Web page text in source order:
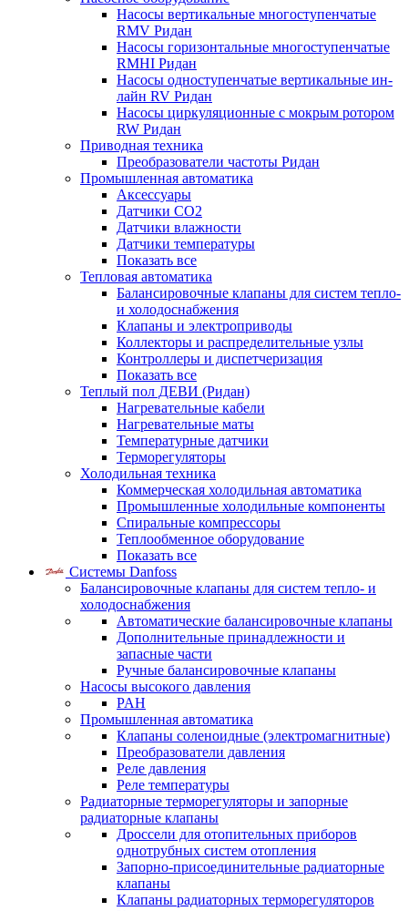
Насосы вертикальные многоступенчатые
RMV Ридан
Насосы горизонтальные многоступенчатые
RMHI Ридан
Насосы одноступенчатые вертикальные ин-
лайн RV Ридан
Насосы циркуляционные с мокрым ротором
RW Ридан
Приводная техника
Преобразователи частоты Ридан
Промышленная автоматика
Аксессуары
Датчики CO2
Датчики влажности
Датчики температуры
Показать все
Тепловая автоматика
Балансировочные клапаны для систем тепло-
и холодоснабжения
Клапаны и электроприводы
Коллекторы и распределительные узлы
Контроллеры и диспетчеризация
Показать все
Теплый пол ДЕВИ (Ридан)
Нагревательные кабели
Нагревательные маты
Температурные датчики
Терморегуляторы
Холодильная техника
Коммерческая холодильная автоматика
Промышленные холодильные компоненты
Спиральные компрессоры
Теплообменное оборудование
Показать все
Системы Danfoss
Балансировочные клапаны для систем тепло- и
холодоснабжения
Автоматические балансировочные клапаны
Дополнительные принадлежности и
запасные части
Ручные балансировочные клапаны
Насосы высокого давления
PAH
Промышленная автоматика
Клапаны соленоидные (электромагнитные)
Преобразователи давления
Реле давления
Реле температуры
Радиаторные терморегуляторы и запорные
радиаторные клапаны
Дроссели для отопительных приборов
однотрубных систем отопления
Запорно-присоединительные радиаторные
клапаны
Клапаны радиаторных терморегуляторов